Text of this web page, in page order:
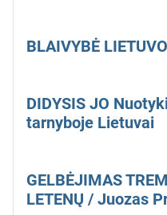
BLAIVYBĖ
DIDYSIS JO
tarnyboje Lietuvai
GELBĖJIMAS
LETENŲ / Juozas